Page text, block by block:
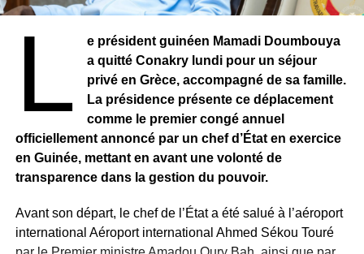
dizaines de milliers de morts et déplacé des millions de
personnes dans le bassin du lac Tchad.
RELATED TOPICS:
RD CONGO – Peine capitale confirmée dans
l’affaire des experts de l’ONU
MALI – Les motos dans le viseur de la junte face
à la menace djihadiste
L
e président guinéen Mamadi Doumbouya
a quitté Conakry lundi pour un séjour
privé en Grèce, accompagné de sa famille.
La présidence présente ce déplacement
comme le premier congé annuel
officiellement annoncé par un chef d’État en exercice
en Guinée, mettant en avant une volonté de
transparence dans la gestion du pouvoir.
Avant son départ, le chef de l’État a été salué à l’aéroport
international Aéroport international Ahmed Sékou Touré